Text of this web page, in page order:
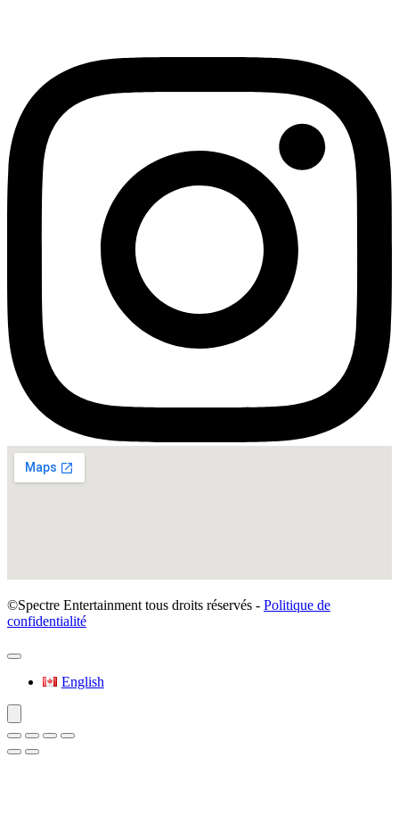
©Spectre Entertainment tous droits réservés - Politique de
confidentialité
English